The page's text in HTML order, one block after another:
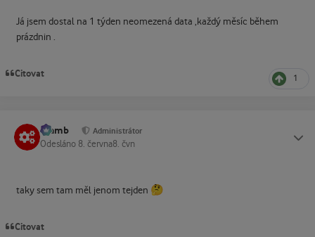
Já jsem dostal na 1 týden neomezená data ,každý měsíc během
prázdnin .
Citovat 1
Slamb Administrátor
Odesláno 8. června8. čvn
taky sem tam měl jenom tejden 🤔
Citovat